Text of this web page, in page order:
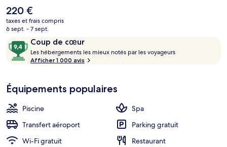
l'un des 2 restaurants, sert des spécialités Cuisine asiatique et est
ouvert pour le petit déjeuner, le déjeuner et le dîner. Ce complexe
touristique de luxe abrite en outre 2 bars/lounges, un bar en bord
de piscine et une salle de fitness ouverte 24 h/24. Les autres
voyageurs ne tarissent pas d'éloges en ce qui concerne le personnel
attentionné et la proximité avec la plage.
Le
prix
actuel
de
220 €.
220 €
taxes et frais compris
6 sept. - 7 sept.
Avis
voyageurs
Coup de cœur
9,4
sur
10,
cœur
Les hébergements les mieux notés par les voyageurs
r
Afficher 1 000 avis
Équipements populaires
Piscine
Spa
Transfert aéroport
Parking gratuit
Wi-Fi gratuit
Restaurant